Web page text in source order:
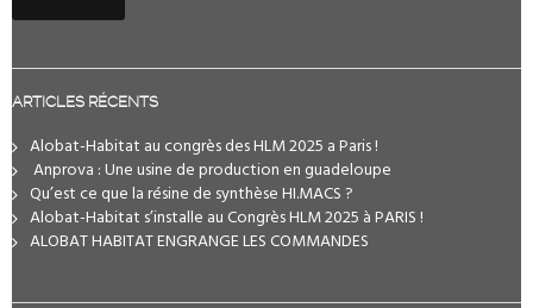
ARTICLES RÉCENTS
Alobat-Habitat au congrès des HLM 2025 a Paris !
️ Anprova : Une usine de production en guadeloupe
Qu’est ce que la résine de synthèse HI.MACS ?
Alobat-Habitat s’installe au Congrès HLM 2025 à PARIS !
ALOBAT HABITAT ENGRANGE LES COMMANDES